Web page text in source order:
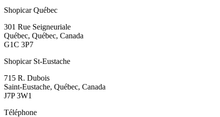
Shopicar Québec
301 Rue Seigneuriale
Québec, Québec, Canada
G1C 3P7
Shopicar St-Eustache
715 R. Dubois
Saint-Eustache, Québec, Canada
J7P 3W1
Téléphone